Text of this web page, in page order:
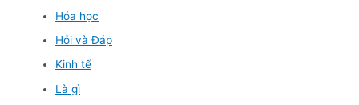
Hóa học
Hỏi và Đáp
Kinh tế
Là gì